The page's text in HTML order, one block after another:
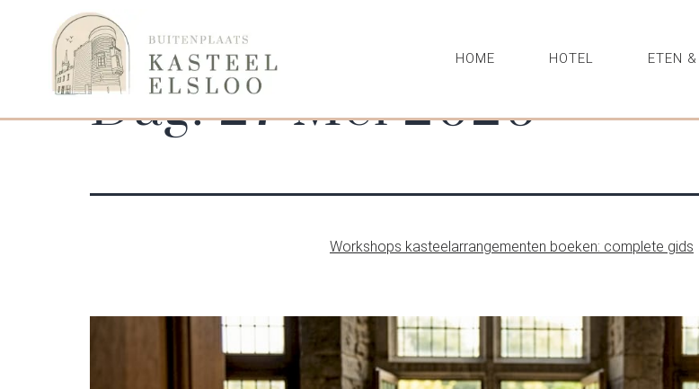
HOME HOTEL ETEN
Dag:27 Mei 2026
Workshops kasteelarrangementen boeken: complete gids